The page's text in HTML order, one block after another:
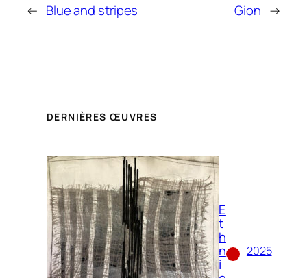
← Blue and stripes Gion →
DERNIÈRES ŒUVRES
E
t
h
n
i
2025